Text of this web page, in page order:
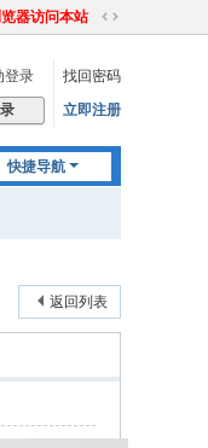
器访问本站
切
到
宽
登录
找回密码
立即注册
快捷导航
返回列表